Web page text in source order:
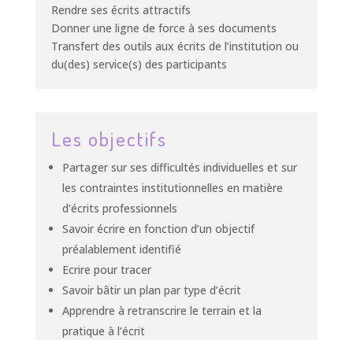
Rendre ses écrits attractifs
Donner une ligne de force à ses documents
Transfert des outils aux écrits de l’institution ou
du(des) service(s) des participants
Les objectifs
Partager sur ses difficultés individuelles et sur
les contraintes institutionnelles en matière
d’écrits professionnels
Savoir écrire en fonction d’un objectif
préalablement identifié
Ecrire pour tracer
Savoir bâtir un plan par type d’écrit
Apprendre à retranscrire le terrain et la
pratique à l’écrit